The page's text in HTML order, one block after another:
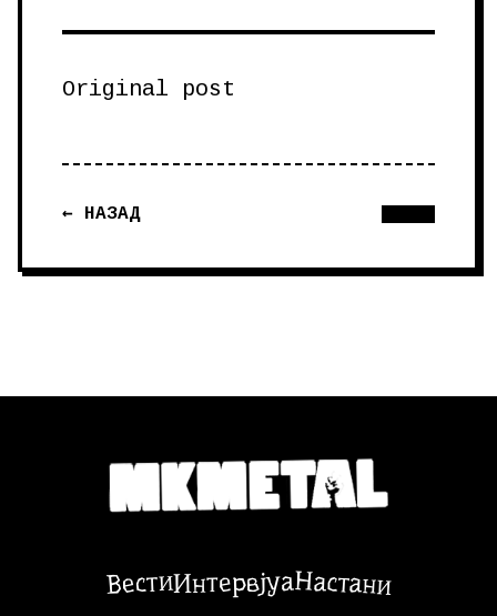
Original post
← НАЗАД
ВестиИнтервјуаНастани